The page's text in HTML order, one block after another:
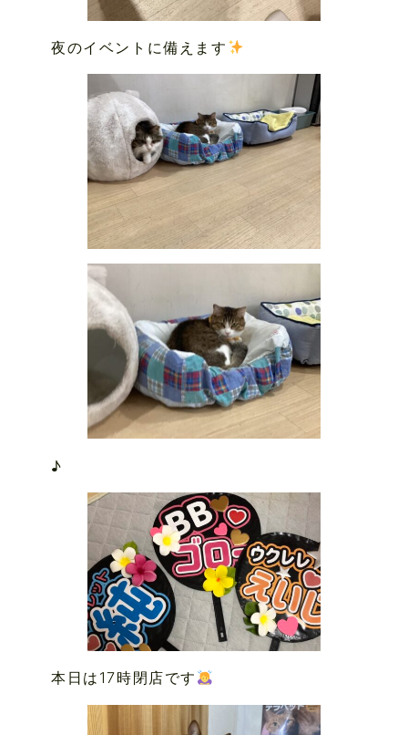
夜のイベントに備えます
♪
本日は17時閉店です